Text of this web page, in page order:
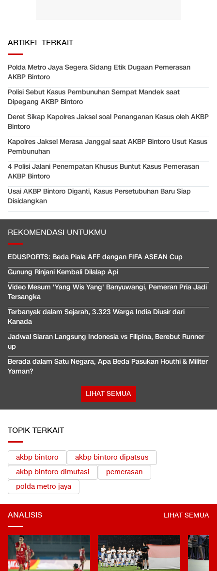
ARTIKEL TERKAIT
Polda Metro Jaya Segera Sidang Etik Dugaan Pemerasan
AKBP Bintoro
Polisi Sebut Kasus Pembunuhan Sempat Mandek saat
Dipegang AKBP Bintoro
Deret Sikap Kapolres Jaksel soal Penanganan Kasus oleh AKBP
Bintoro
Kapolres Jaksel Merasa Janggal saat AKBP Bintoro Usut Kasus
Pembunuhan
4 Polisi Jalani Penempatan Khusus Buntut Kasus Pemerasan
AKBP Bintoro
Usai AKBP Bintoro Diganti, Kasus Persetubuhan Baru Siap
Disidangkan
REKOMENDASI UNTUKMU
EDUSPORTS: Beda Piala AFF dengan FIFA ASEAN Cup
Gunung Rinjani Kembali Dilalap Api
Video Mesum 'Yang Wis Yang' Banyuwangi, Pemeran Pria Jadi
Tersangka
Terbanyak dalam Sejarah, 3.323 Warga India Diusir dari
Kanada
Jadwal Siaran Langsung Indonesia vs Filipina, Berebut Runner
up
Berada dalam Satu Negara, Apa Beda Pasukan Houthi & Militer
Yaman?
LIHAT SEMUA
TOPIK TERKAIT
akbp bintoro
akbp bintoro dipatsus
akbp bintoro dimutasi
pemerasan
polda metro jaya
ANALISIS LIHAT SEMUA